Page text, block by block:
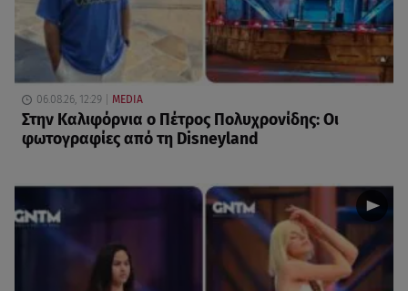
06.08.26, 12:29 MEDIA
Στην Καλιφόρνια ο Πέτρος Πολυχρονίδης: Οι
φωτογραφίες από τη Disneyland